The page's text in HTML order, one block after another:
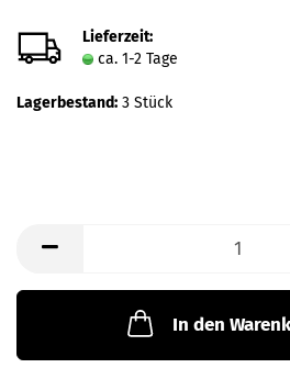
Lieferzeit:
ca. 1-2 Tage
Lagerbestand: 3 Stück
In den